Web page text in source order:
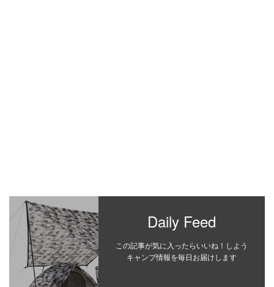
Daily Feed
この記事が気に入ったらいいね！しよう
キャンプ情報を毎日お届けします